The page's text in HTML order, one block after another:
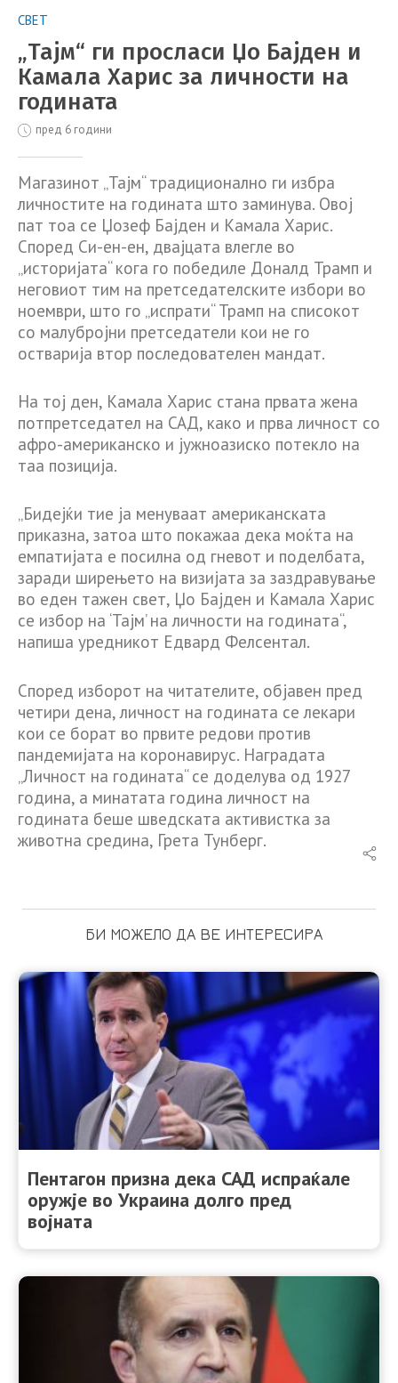
СВЕТ
„Тајм“ ги просласи Џо Бајден и
Камала Харис за личности на
годината
пред 6 години
Магазинот „Тајм“ традиционално ги избра
личностите на годината што заминува. Овој
пат тоа се Џозеф Бајден и Камала Харис.
Според Си-ен-ен, двајцата влегле во
„историјата“ кога го победиле Доналд Трамп и
неговиот тим на претседателските избори во
ноември, што го „испрати“ Трамп на списокот
со малубројни претседатели кои не го
остварија втор последователен мандат.
На тој ден, Камала Харис стана првата жена
потпретседател на САД, како и прва личност со
афро-американско и јужноазиско потекло на
таа позиција.
„Бидејќи тие ја менуваат американската
приказна, затоа што покажаа дека моќта на
емпатијата е посилна од гневот и поделбата,
заради ширењето на визијата за заздравување
во еден тажен свет, Џо Бајден и Камала Харис
се избор на ‘Тајм’ на личности на годината“,
напиша уредникот Едвард Фелсентал.
Според изборот на читателите, објавен пред
четири дена, личност на годината се лекари
кои се борат во првите редови против
пандемијата на коронавирус. Наградата
„Личност на годината“ се доделува од 1927
година, а минатата година личност на
годината беше шведската активистка за
животна средина, Грета Тунберг.
БИ МОЖЕЛО ДА ВЕ ИНТЕРЕСИРА
Пентагон призна дека САД испраќале
оружје во Украина долго пред
војната